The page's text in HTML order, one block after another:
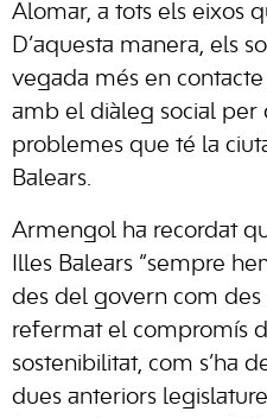
Alomar, a tots els eixos
D’aquesta manera, els
vegada més en
amb el diàleg social per
problemes que té la
Balears.
Armengol ha recordat
Illes Balears “sempre
des del govern com des
refermat el compromís
sostenibilitat, com s’ha
dues anteriors